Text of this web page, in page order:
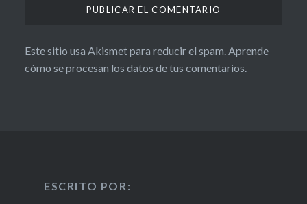
Este sitio usa Akismet para reducir el spam.Aprende
cómo se procesan los datos de tus comentarios.
ESCRITO POR: